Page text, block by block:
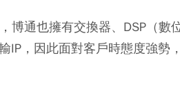
博通也擁有交換器、DSP（
IP，因此面對客戶時態度強勢